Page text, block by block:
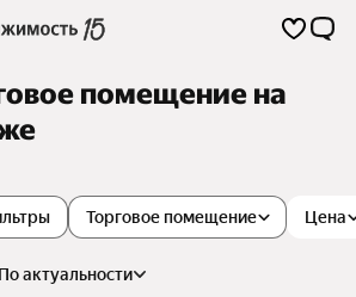
помещение на
Торговое помещение Цена
по актуальности